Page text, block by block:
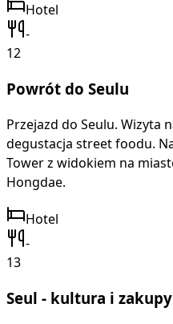
Hotel
-
12
Powrót do Seulu
Przejazd do Seulu. Wizyta
degustacja street foodu.
Tower z widokiem na
Hongdae.
Hotel
-
13
Seul - kultura i zakupy